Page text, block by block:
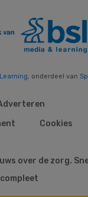
, onderdeel van
Cookies
over de zorg.